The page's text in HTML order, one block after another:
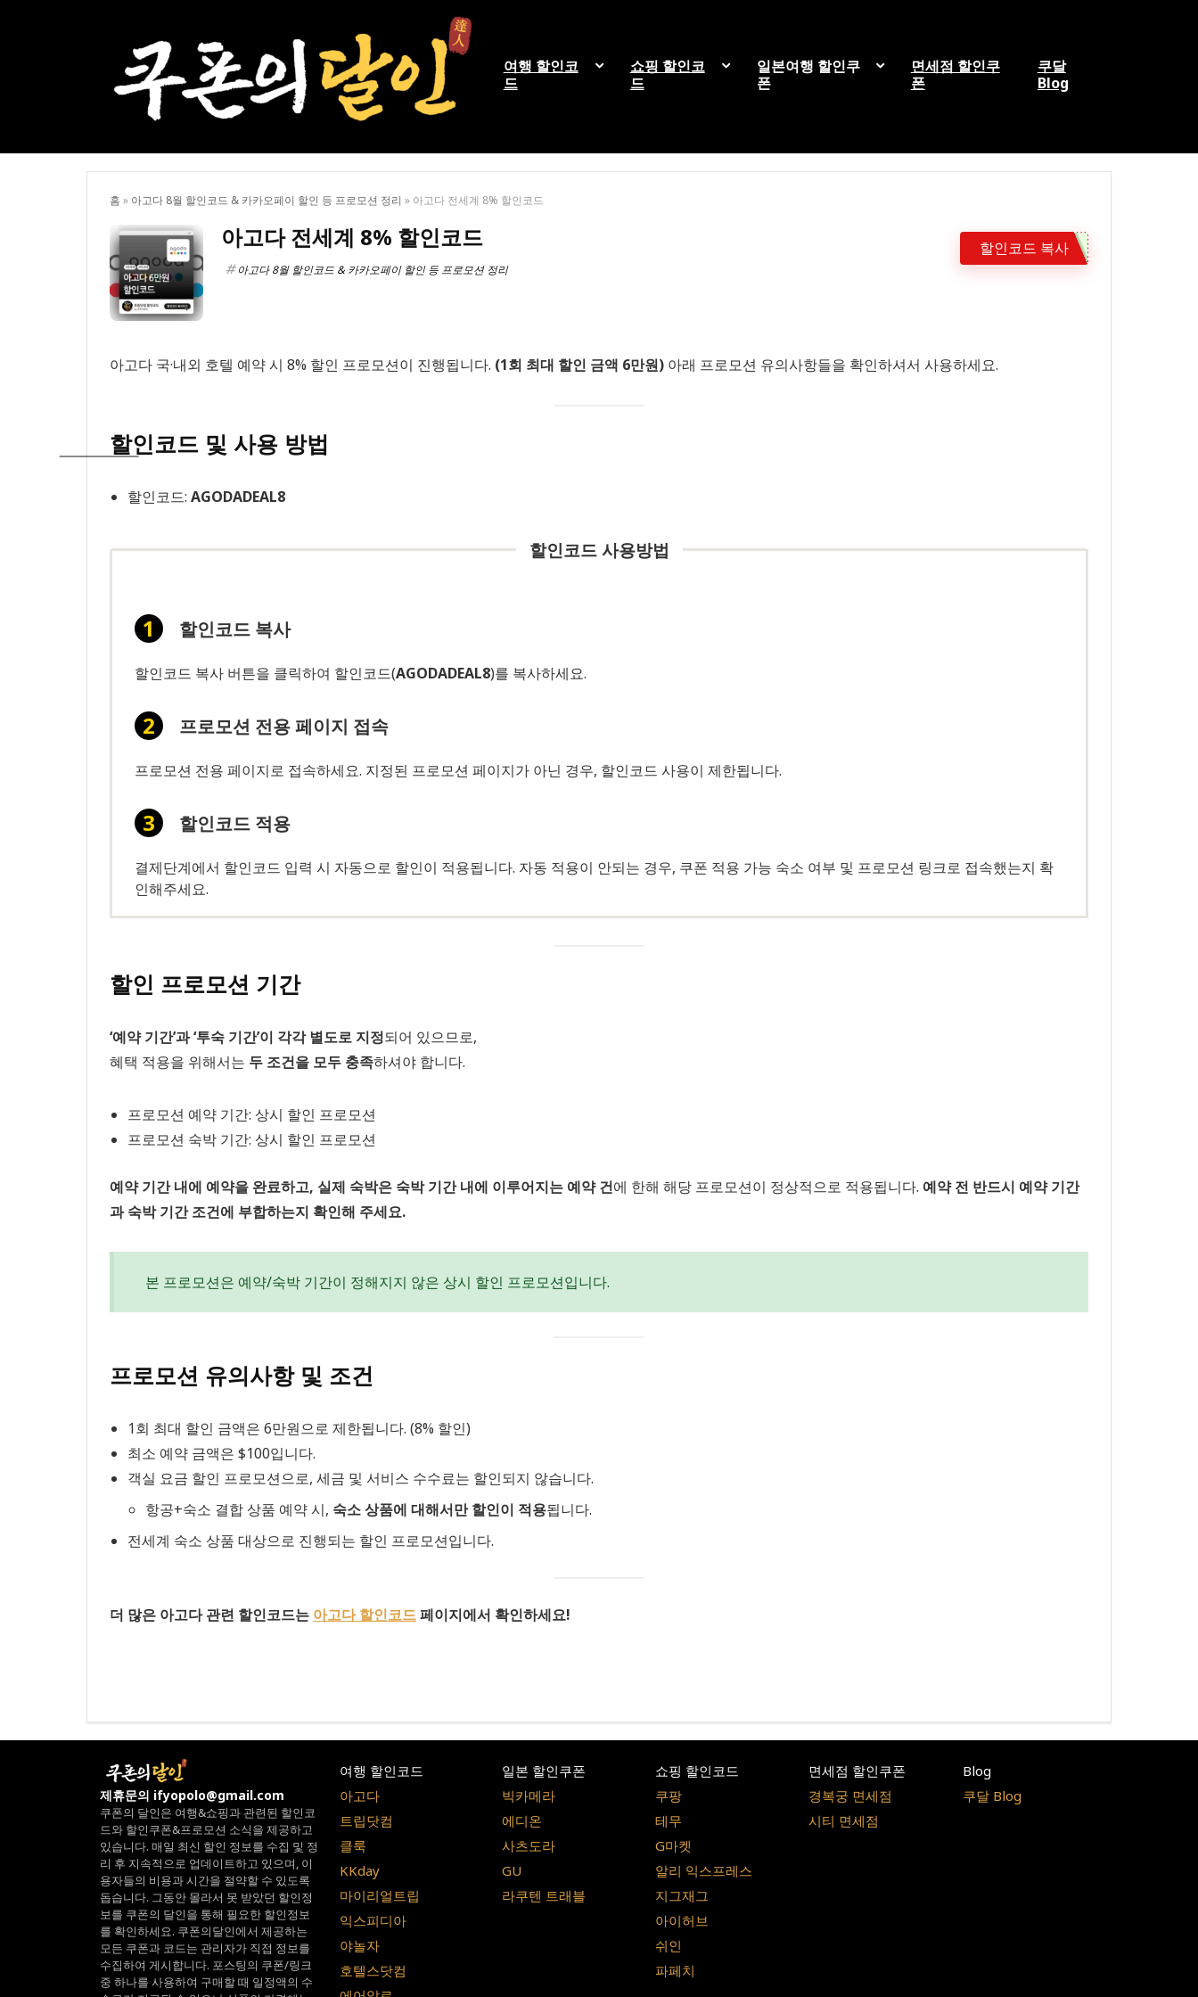
여행 할인코
드
쇼핑 할인코
드
일본여행 할인쿠
폰
면세점 할인쿠
폰
쿠달
Blog
홈 » 아고다 8월 할인코드 & 카카오페이 할인 등 프로모션 정리 » 아고다 전세계 8% 할인코드
아고다 전세계 8% 할인코드
아고다 8월 할인코드 & 카카오페이 할인 등 프로모션 정리
할인코드 복사
아고다 국·내외 호텔 예약 시 8% 할인 프로모션이 진행됩니다. (1회 최대 할인 금액 6만원) 아래 프로모션 유의사항들을 확인하셔서 사용하세요.
할인코드 및 사용 방법
할인코드: AGODADEAL8
할인코드 사용방법
할인코드 복사
할인코드 복사 버튼을 클릭하여 할인코드(AGODADEAL8)를 복사하세요.
프로모션 전용 페이지 접속
프로모션 전용 페이지로 접속하세요. 지정된 프로모션 페이지가 아닌 경우, 할인코드 사용이 제한됩니다.
할인코드 적용
결제단계에서 할인코드 입력 시 자동으로 할인이 적용됩니다. 자동 적용이 안되는 경우, 쿠폰 적용 가능 숙소 여부 및 프로모션 링크로 접속했는지 확
인해주세요.
할인 프로모션 기간
‘예약 기간’과 ‘투숙 기간’이 각각 별도로 지정되어 있으므로,
혜택 적용을 위해서는 두 조건을 모두 충족하셔야 합니다.
프로모션 예약 기간: 상시 할인 프로모션
프로모션 숙박 기간: 상시 할인 프로모션
예약 기간 내에 예약을 완료하고, 실제 숙박은 숙박 기간 내에 이루어지는 예약 건에 한해 해당 프로모션이 정상적으로 적용됩니다. 예약 전 반드시 예약 기간
과 숙박 기간 조건에 부합하는지 확인해 주세요.
본 프로모션은 예약/숙박 기간이 정해지지 않은 상시 할인 프로모션입니다.
프로모션 유의사항 및 조건
1회 최대 할인 금액은 6만원으로 제한됩니다. (8% 할인)
최소 예약 금액은 $100입니다.
객실 요금 할인 프로모션으로, 세금 및 서비스 수수료는 할인되지 않습니다.
항공+숙소 결합 상품 예약 시, 숙소 상품에 대해서만 할인이 적용됩니다.
전세계 숙소 상품 대상으로 진행되는 할인 프로모션입니다.
더 많은 아고다 관련 할인코드는 아고다 할인코드페이지에서 확인하세요!
제휴문의 ifyopolo@gmail.com
쿠폰의 달인은 여행&쇼핑과 관련된 할인코
드와 할인쿠폰&프로모션 소식을 제공하고
있습니다. 매일 최신 할인 정보를 수집 및 정
리 후 지속적으로 업데이트하고 있으며, 이
용자들의 비용과 시간을 절약할 수 있도록
돕습니다. 그동안 몰라서 못 받았던 할인정
보를 쿠폰의 달인을 통해 필요한 할인정보
를 확인하세요. 쿠폰의달인에서 제공하는
모든 쿠폰과 코드는 관리자가 직접 정보를
수집하여 게시합니다. 포스팅의 쿠폰/링크
중 하나를 사용하여 구매할 때 일정액의 수
여행 할인코드
아고다
트립닷컴
클룩
KKday
마이리얼트립
익스피디아
야놀자
호텔스닷컴
일본 할인쿠폰
빅카메라
에디온
사츠도라
GU
라쿠텐 트래블
쇼핑 할인코드
쿠팡
테무
G마켓
알리 익스프레스
지그재그
아이허브
쉬인
파페치
면세점 할인쿠폰
경복궁 면세점
시티 면세점
Blog
쿠달 Blog